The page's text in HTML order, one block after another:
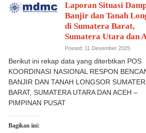
Laporan Situasi
Banjir dan Tanah
di Sumatera Barat,
Sumatera Utara dan
Posted: 11 Desember 2025
Berikut ini rekap data yang diterbtkan POS
KOORDINASI NASIONAL RESPON
BANJIR DAN TANAH LONGSOR
BARAT, SUMATERA UTARA DAN ACEH –
PIMPINAN PUSAT
Bagikan ini: